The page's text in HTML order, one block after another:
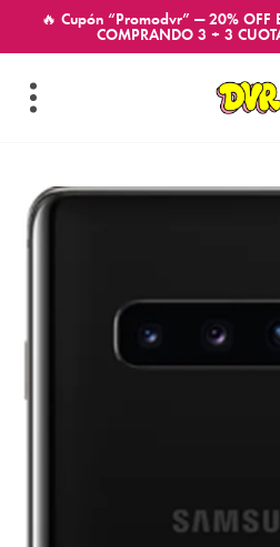
🔥 Cupón “Promodvr” — 20% OFF
COMPRANDO 3 + 3